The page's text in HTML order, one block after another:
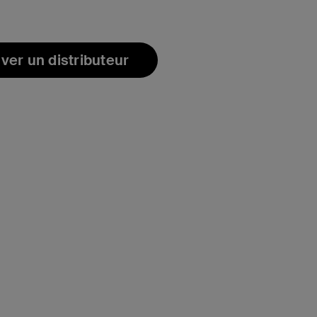
un distributeur